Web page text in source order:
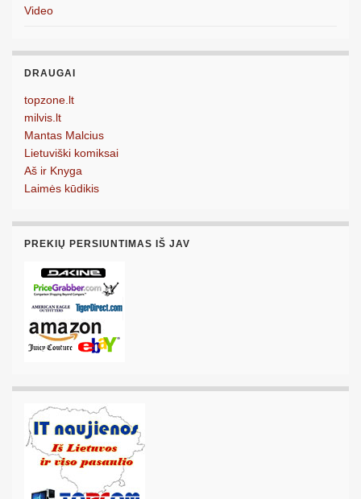
Video
DRAUGAI
topzone.lt
milvis.lt
Mantas Malcius
Lietuviški komiksai
Aš ir Knyga
Laimės kūdikis
PREKIŲ PERSIUNTIMAS IŠ JAV